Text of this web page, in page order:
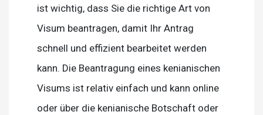
ist wichtig, dass Sie die richtige Art von
Visum beantragen, damit Ihr Antrag
schnell und effizient bearbeitet werden
kann. Die Beantragung eines kenianischen
Visums ist relativ einfach und kann online
oder über die kenianische Botschaft oder